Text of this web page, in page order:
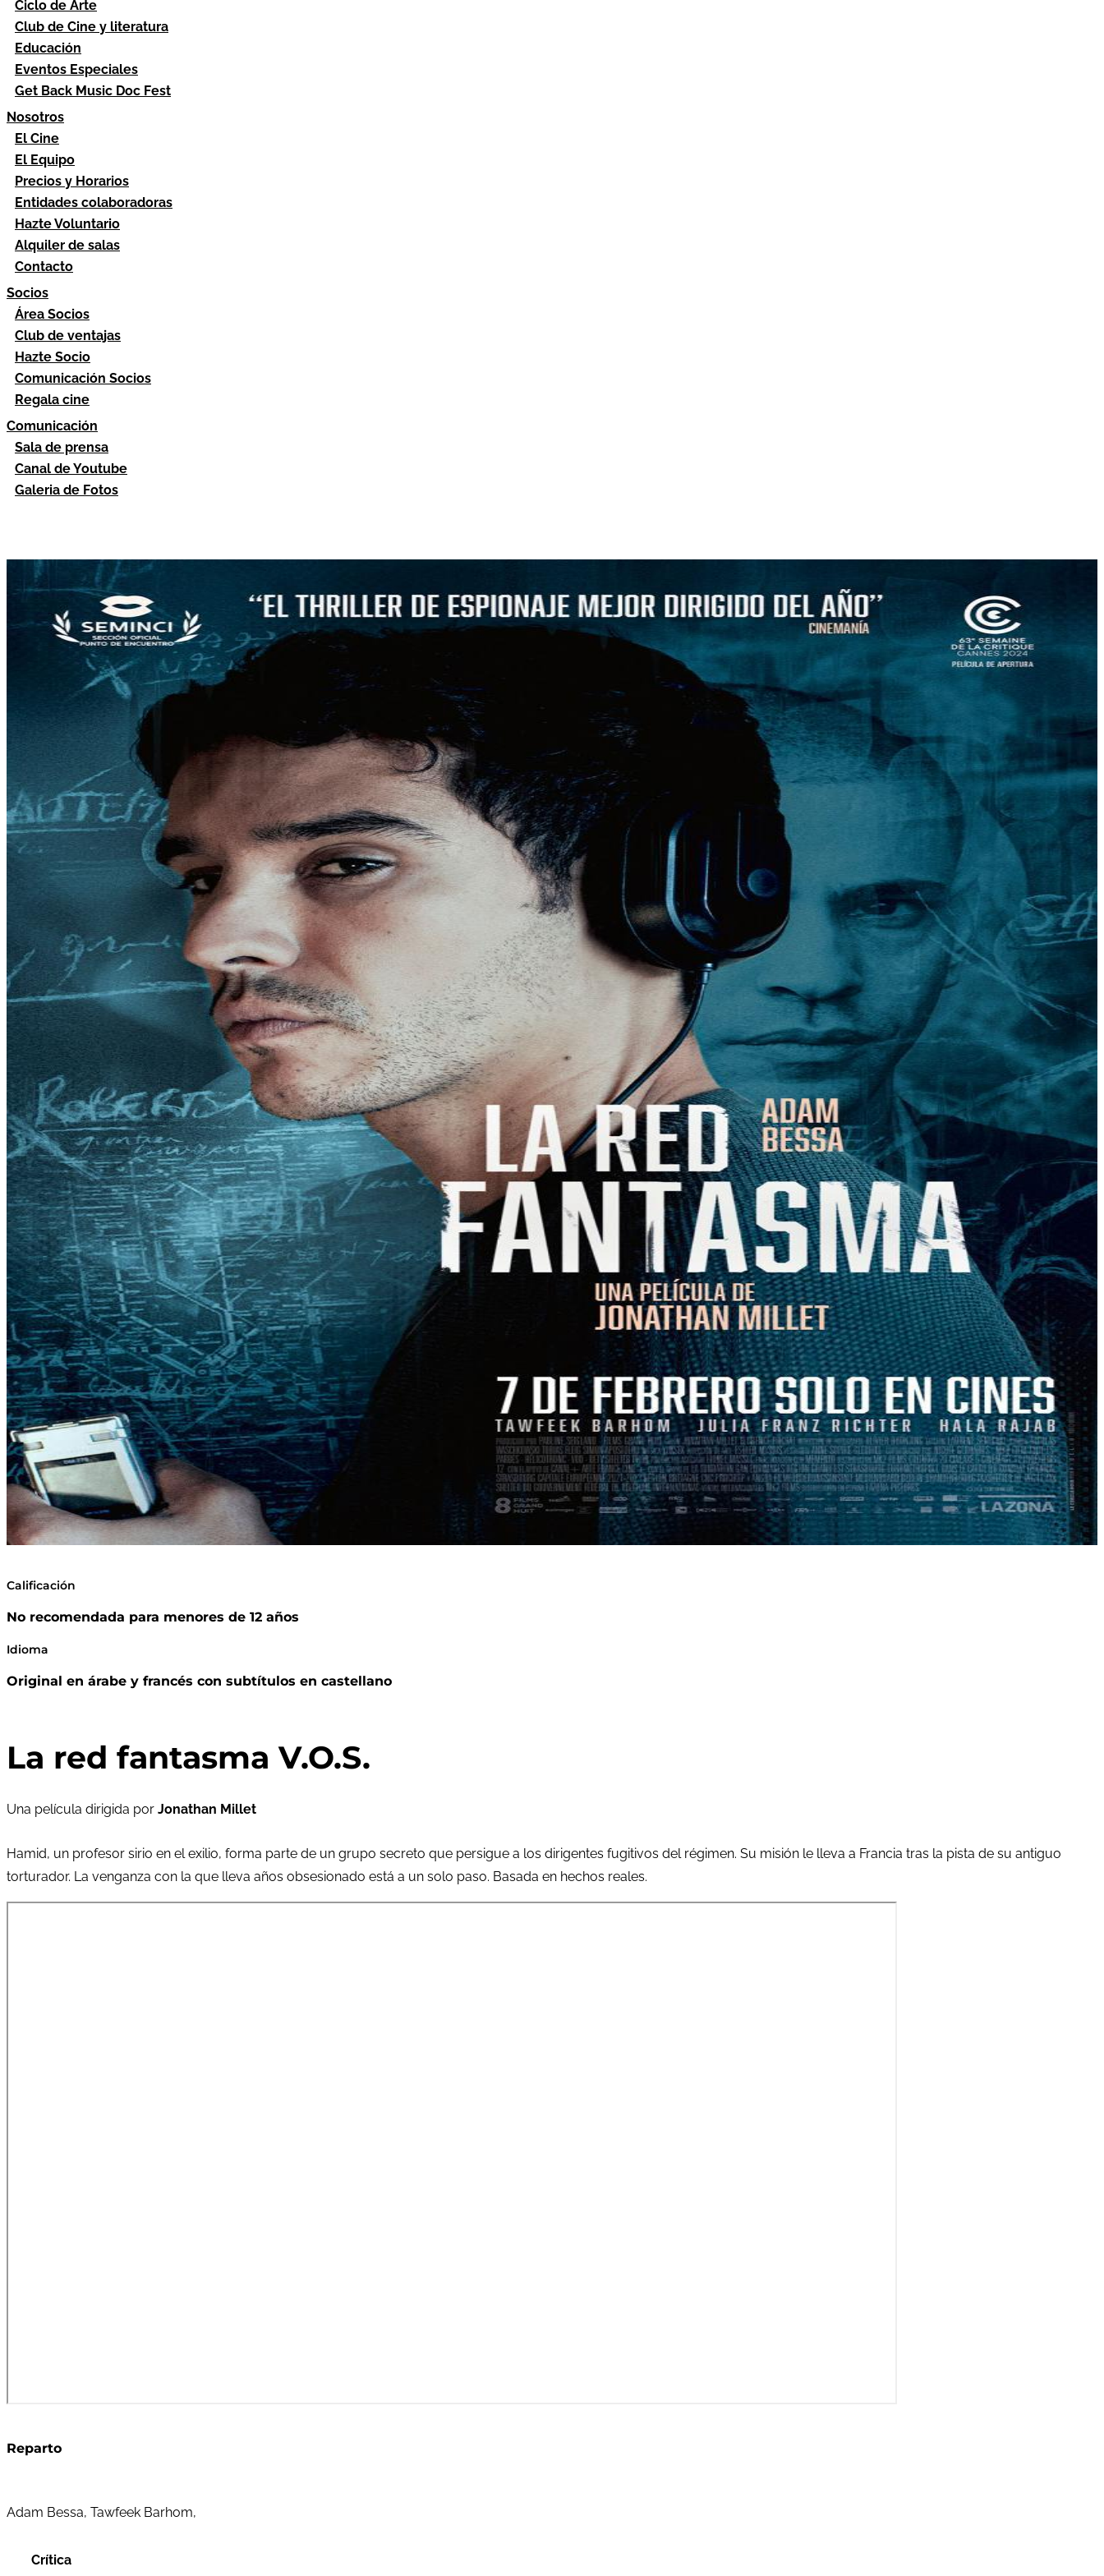
Ciclo de Arte
Club de Cine y literatura
Educación
Eventos Especiales
Get Back Music Doc Fest
Nosotros
El Cine
El Equipo
Precios y Horarios
Entidades colaboradoras
Hazte Voluntario
Alquiler de salas
Contacto
Socios
Área Socios
Club de ventajas
Hazte Socio
Comunicación Socios
Regala cine
Comunicación
Sala de prensa
Canal de Youtube
Galeria de Fotos
Calificación
No recomendada para menores de 12 años
Idioma
Original en árabe y francés con subtítulos en castellano
La red fantasma V.O.S.
Una película dirigida por Jonathan Millet
Hamid, un profesor sirio en el exilio, forma parte de un grupo secreto que persigue a los dirigentes fugitivos del régimen. Su misión le lleva a Francia tras la pista de su antiguo
torturador. La venganza con la que lleva años obsesionado está a un solo paso. Basada en hechos reales.
Reparto
Adam Bessa, Tawfeek Barhom,
Crítica